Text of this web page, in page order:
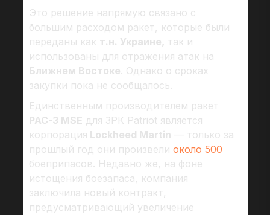
Это решение напрямую связано с
большим расходом ракет, которые были
переданы как т.н. Украине, так и
использованы для отражения атак на
Ближнем Востоке. Однако о сроках
закупки пока не сообщалось.
Единственным производителем ракет
PAC-3 MSE для ЗРК Patriot является
корпорация Lockheed Martin — только за
прошлый год они произвели около 500
боеприпасов. Недавно же, на фоне
истощения боезапаса, компания
заключила новый контракт,
предусматривающий увеличение